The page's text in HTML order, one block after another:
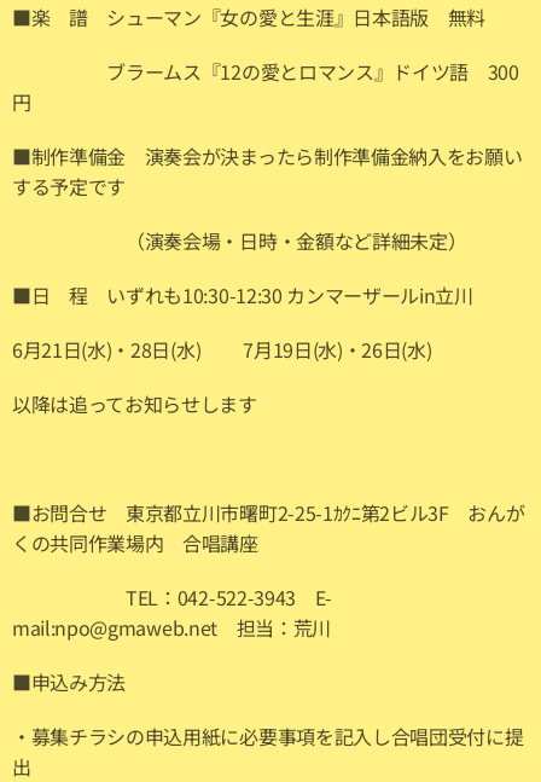
■楽 譜 シューマン『女の愛と生涯』日本語版 無料
ブラームス『12の愛とロマンス』ドイツ語 300
円
■制作準備金 演奏会が決まったら制作準備金納入をお願い
する予定です
（演奏会場・日時・金額など詳細未定）
■日 程 いずれも10:30-12:30 カンマーザールin立川
6月21日(水)・28日(水) 7月19日(水)・26日(水)
以降は追ってお知らせします
■お問合せ 東京都立川市曙町2-25-1ｶｸﾆ第2ビル3F おんが
くの共同作業場内 合唱講座
TEL：042-522-3943 E-
mail:npo@gmaweb.net 担当：荒川
■申込み方法
・募集チラシの申込用紙に必要事項を記入し合唱団受付に提
出